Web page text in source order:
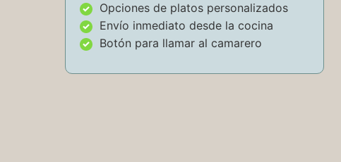
Opciones de platos personalizados
Envío inmediato desde la cocina
Botón para llamar al camarero